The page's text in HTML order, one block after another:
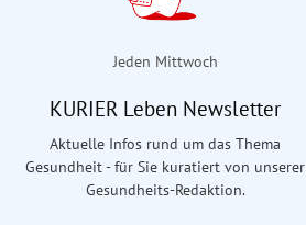
Jeden Mittwoch
KURIER Leben Newsletter
Aktuelle Infos rund um das Thema
Gesundheit - für Sie kuratiert von unserer
Gesundheits-Redaktion.